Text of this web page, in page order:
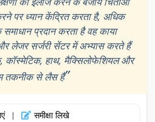
पर ध्यान केंद्रित करता है, अधिक
प्रदान करता है वह काया
लेजर सर्जरी सेंटर में अभ्यास करते हैं
कॉस्मेटिक, हाथ, मैक्सिलोफेशियल और
तकनीक से लैस हैं”
| समीक्षा लिखे